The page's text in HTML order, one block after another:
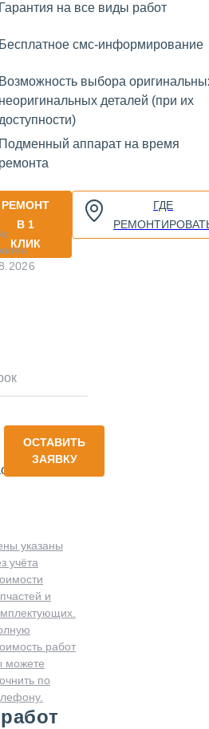
Гарантия на все виды работ
Бесплатное смс-информирование
Возможность выбора
неоригинальных деталей (при их
доступности)
Подменный аппарат на время
ремонта
РЕМОНТ
В 1
КЛИК
ГДЕ
ОСТАВИТЬ
ЗАЯВКУ
указаны
учёта
и
работ
можете
по